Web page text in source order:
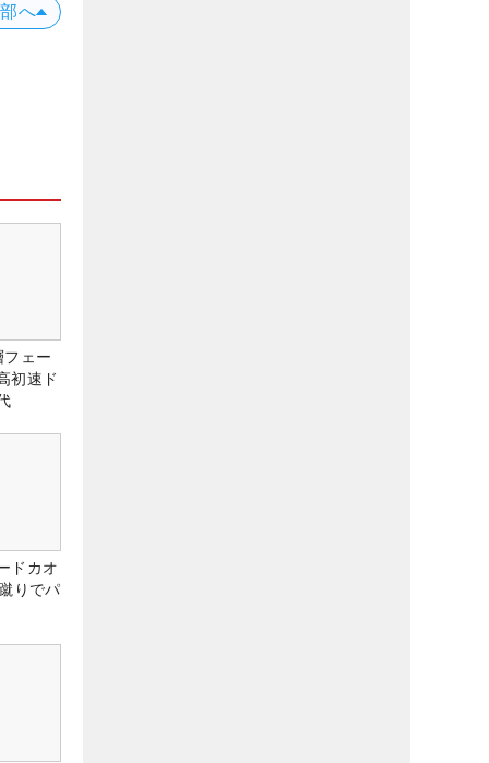
へ
ェー
初速ド
ドカオ
りでパ